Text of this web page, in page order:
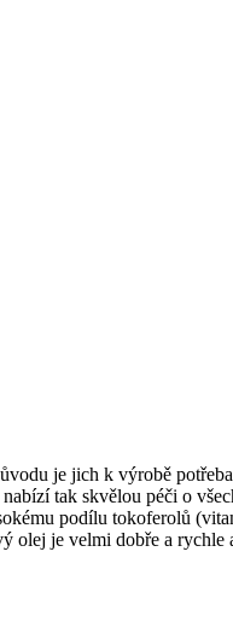
je jich k výrobě
tak skvělou péči o
podílu tokoferolů
olej je velmi dobře a